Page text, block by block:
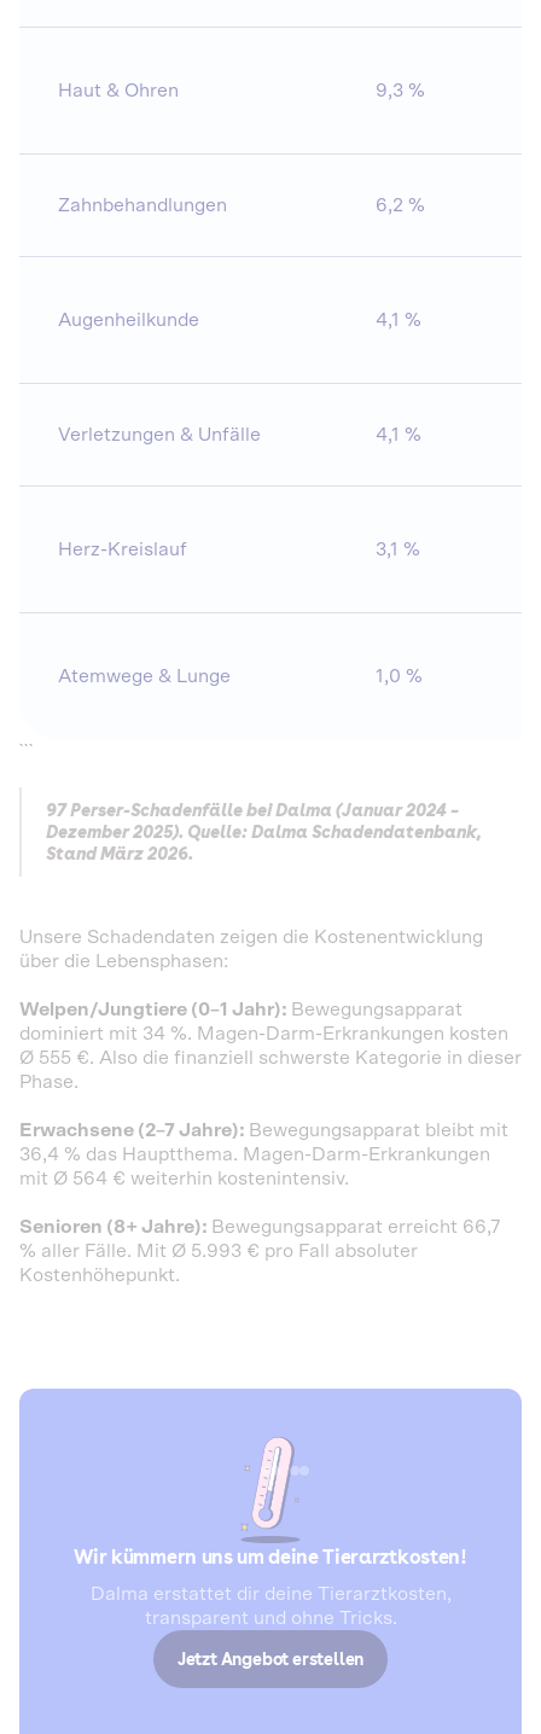
Haut & Ohren 9,3 %
Zahnbehandlungen 6,2 %
Augenheilkunde 4,1 %
Verletzungen & Unfälle 4,1 %
Herz-Kreislauf 3,1 %
Atemwege & Lunge 1,0 %
```
97 Perser-Schadenfälle bei Dalma (Januar 2024 –
Dezember 2025). Quelle: Dalma Schadendatenbank,
Stand März 2026.
Unsere Schadendaten zeigen die Kostenentwicklung
über die Lebensphasen:
Welpen/Jungtiere (0–1 Jahr): Bewegungsapparat
dominiert mit 34 %. Magen-Darm-Erkrankungen kosten
Ø 555 €. Also die finanziell schwerste Kategorie in dieser
Phase.
Erwachsene (2–7 Jahre): Bewegungsapparat bleibt mit
36,4 % das Hauptthema. Magen-Darm-Erkrankungen
mit Ø 564 € weiterhin kostenintensiv.
Senioren (8+ Jahre): Bewegungsapparat erreicht 66,7
% aller Fälle. Mit Ø 5.993 € pro Fall absoluter
Kostenhöhepunkt.
Wir kümmern uns um deine Tierarztkosten!
Dalma erstattet dir deine Tierarztkosten,
transparent und ohne Tricks.
Jetzt Angebot erstellen